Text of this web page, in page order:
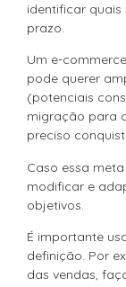
identificar
prazo.
Um e-
pode querer
(potenciais
migração para
preciso
Caso essa
modificar e
objetivos.
É importante
definição. Por
das vendas,